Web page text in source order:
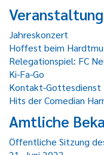
Jahreskonzert
Hoffest beim
Relegationspiel: FC
Ki-Fa-Go
Kontakt-Gottesdienst
Hits der Comedian
Amtliche
Öffentliche Sitzung